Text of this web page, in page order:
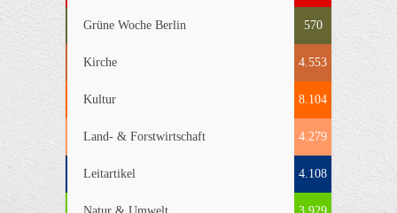
Grüne Woche Berlin 570
Kirche 4.553
Kultur 8.104
Land- & Forstwirtschaft 4.279
Leitartikel 4.108